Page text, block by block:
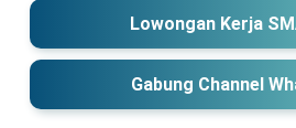
Lowongan Kerja
Gabung Channel